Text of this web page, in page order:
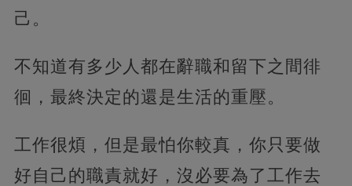
己。
不知道有多少人都在辭職和留下之間徘
徊，最終決定的還是生活的重壓。
工作很煩，但是最怕你較真，你只要做
好自己的職責就好， 沒必要為了工作去